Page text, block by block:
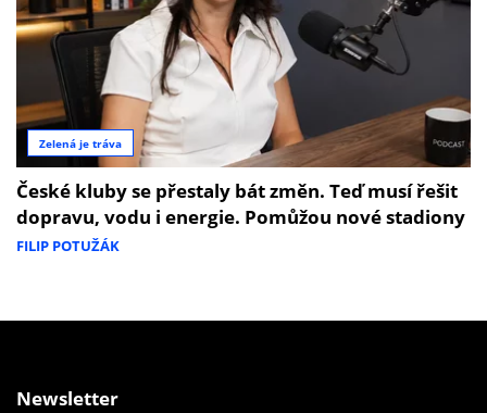
Zelená je tráva
České kluby se přestaly bát změn. Teď musí řešit
dopravu, vodu i energie. Pomůžou nové stadiony
FILIP POTUŽÁK
Newsletter